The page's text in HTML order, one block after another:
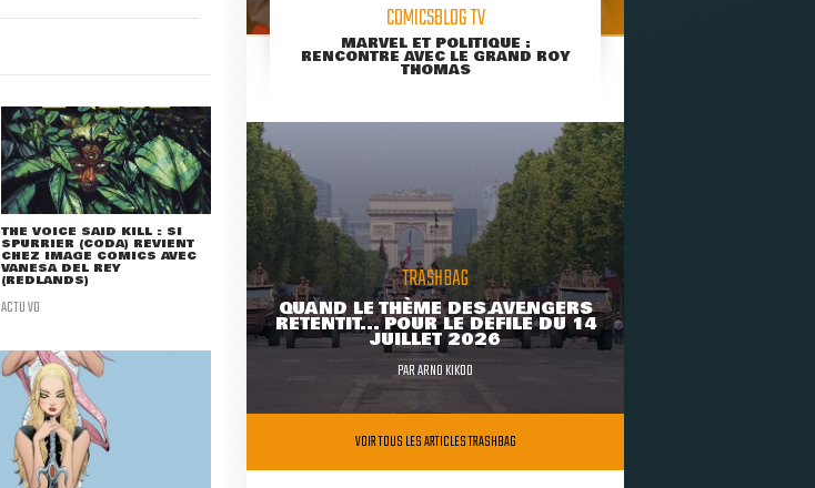
THE VOICE SAID KILL : SI
SPURRIER (CODA) REVIENT
CHEZ IMAGE COMICS AVEC
VANESA DEL REY
(REDLANDS)
ACTU VO
COMICSBLOG TV
MARVEL ET POLITIQUE :
RENCONTRE AVEC LE GRAND ROY
THOMAS
TRASHBAG
QUAND LE THÈME DES AVENGERS
RETENTIT... POUR LE DÉFILÉ DU 14
JUILLET 2026
PARARNO KIKOO
VOIR TOUS LES ARTICLES TRASHBAG